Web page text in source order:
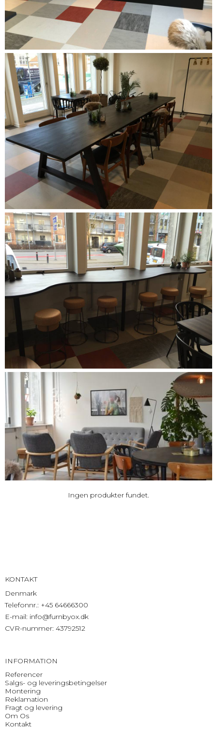
Ingen produkter fundet.
KONTAKT
Denmark
Telefonnr. : +45 64666300
E-mail: info@furnbyox.dk
CVR-nummer: 43792512
INFORMATION
Referencer
Salgs- og leveringsbetingelser
Montering
Reklamation
Fragt og levering
Om Os
Kontakt